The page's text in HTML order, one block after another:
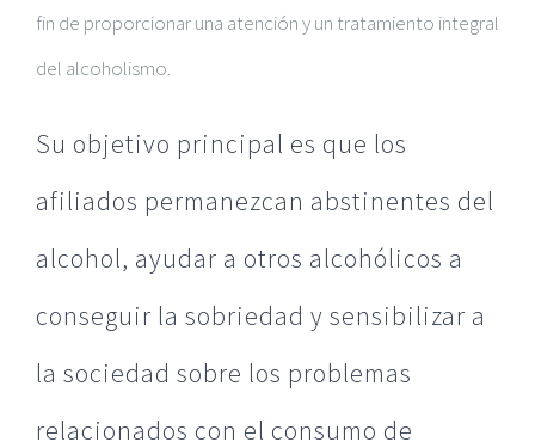
fin de proporcionar una atención y un tratamiento integral
del alcoholismo.
Su objetivo principal es que los
afiliados permanezcan abstinentes del
alcohol, ayudar a otros alcohólicos a
conseguir la sobriedad y sensibilizar a
la sociedad sobre los problemas
relacionados con el consumo de